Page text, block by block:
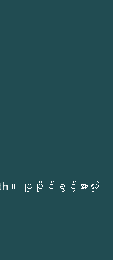
။ မူပိုင်ခွင့်အားလုံး